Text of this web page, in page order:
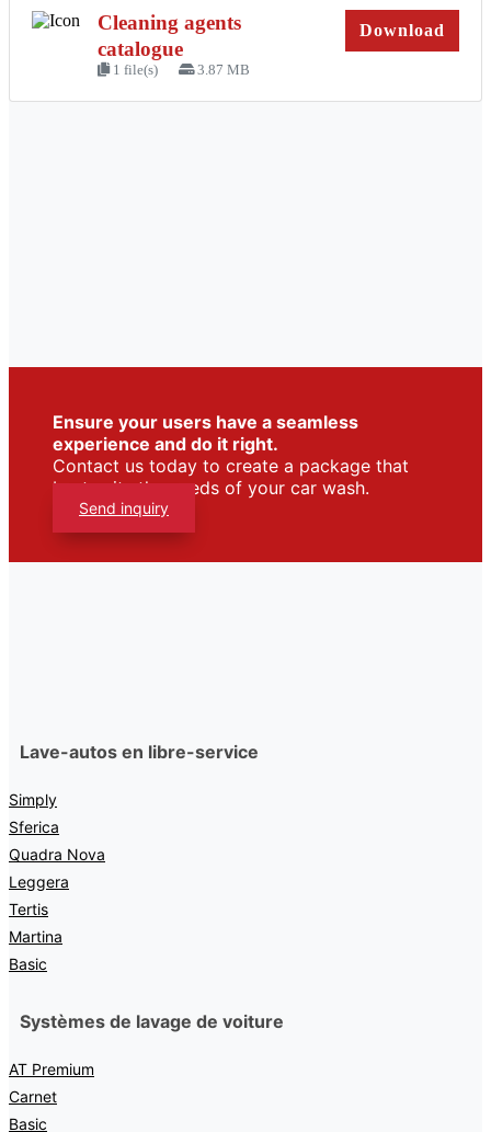
Cleaning agents
catalogue
1 file(s) 3.87 MB
Download
Ensure your users have a seamless
experience and do it right.
Contact us today to create a package that
best suits the needs of your car wash.
Send inquiry
Lave-autos en libre-service
Simply
Sferica
Quadra Nova
Leggera
Tertis
Martina
Basic
Systèmes de lavage de voiture
AT Premium
Carnet
Basic